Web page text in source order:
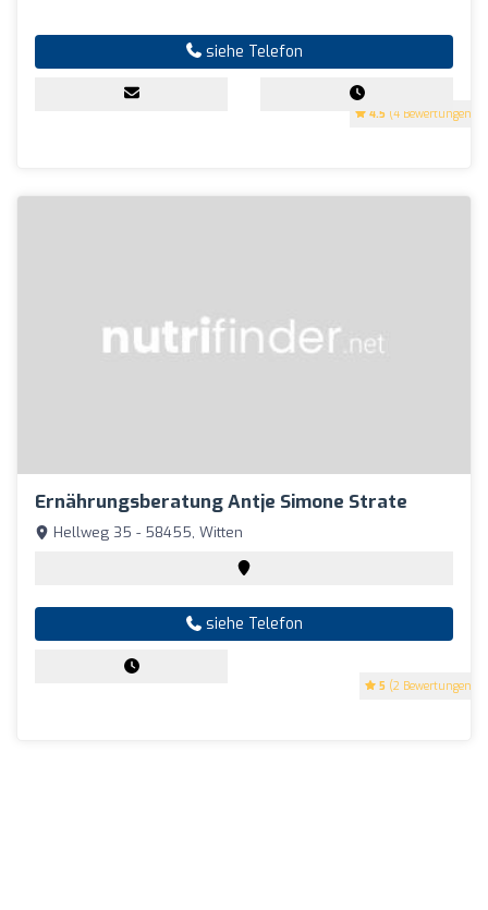
4.5 (4 Bewertungen)
siehe Telefon
Ernährungsberatung Antje Simone Strate
5 (2 Bewertungen)
Hellweg 35 - 58455, Witten
siehe Telefon